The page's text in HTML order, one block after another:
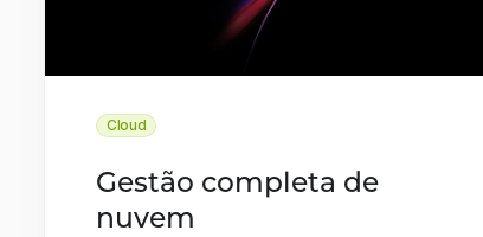
Cloud
Gestão completa de
nuvem